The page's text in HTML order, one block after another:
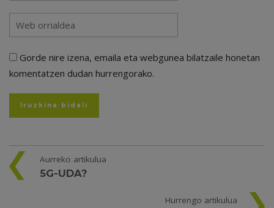
Gorde nire izena, emaila eta webgunea bilatzaile honetan
komentatzen dudan hurrengorako.
Aurreko artikulua
5G-UDA?
Hurrengo artikulua